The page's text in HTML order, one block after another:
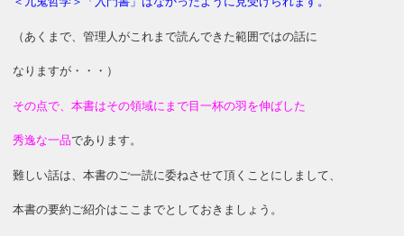
（あくまで、管理人がこれまで読んできた範囲ではの話に
なりますが・・・）
その点で、本書はその領域にまで目一杯の羽を伸ばした
秀逸な一品であります。
難しい話は、本書のご一読に委ねさせて頂くことにしまして、
本書の要約ご紹介はここまでとしておきましょう。